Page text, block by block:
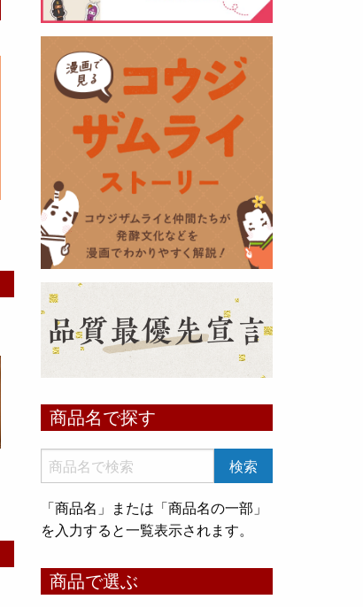
黒麹の天然クエン酸で運動の為に
最大の機能を発揮出来るよう開発
しました。少しゆるく仕上がりま
したので初回ロット8,000本程度
を訳あり価格で提供します。品質
や栄養価には問題ありませんので
お早めにどうぞ・・・
甘酒 生スティック新発売！
（2025年11月11日）
いめ甘酒 30g』と『オートミー
プをリリース致しました。何処へ
でも持ち運びが出来て、非常に便
利です！
た！（2025年08月12日）
商品名で探す
「商品名」または「商品名の一部」
を入力すると一覧表示されます。
商品で選ぶ